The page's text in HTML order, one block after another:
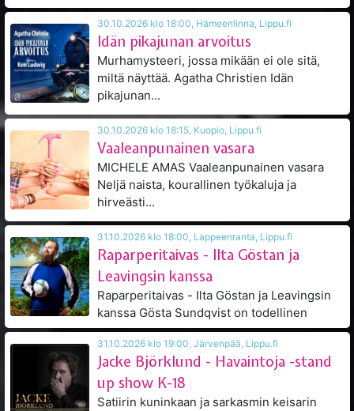
30.10.2026 klo 18:00, Hämeenlinna, Lippu.fi
Idän pikajunan arvoitus
Murhamysteeri, jossa mikään ei ole sitä,
miltä näyttää. Agatha Christien Idän
pikajunan...
30.10.2026 klo 18:15, Kuopio, Lippu.fi
Vaaleanpunainen vasara
MICHELE AMAS Vaaleanpunainen vasara
Neljä naista, kourallinen työkaluja ja
hirveästi...
31.10.2026 klo 18:00, Lappeenranta, Lippu.fi
Raparperitaivas - Ilta Göstan ja
Leavingsin kanssa
Raparperitaivas - Ilta Göstan ja Leavingsin
kanssa Gösta Sundqvist on todellinen
suomirockin...
31.10.2026 klo 19:00, Järvenpää, Lippu.fi
Jacke Björklund - Havaintoja -stand
up show K-18
Satiirin kuninkaan ja sarkasmin keisarin